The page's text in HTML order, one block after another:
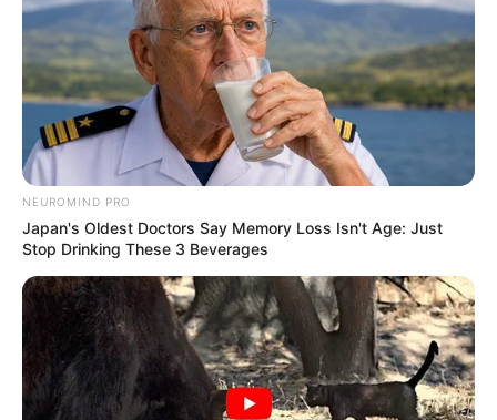
To Steamy To Stream? Not For The Bridgertons! 9
Must-See Scenes
BRAINBERRIES
NEUROMIND PRO
Japan's Oldest Doctors Say Memory Loss Isn't Age: Just
Stop Drinking These 3 Beverages